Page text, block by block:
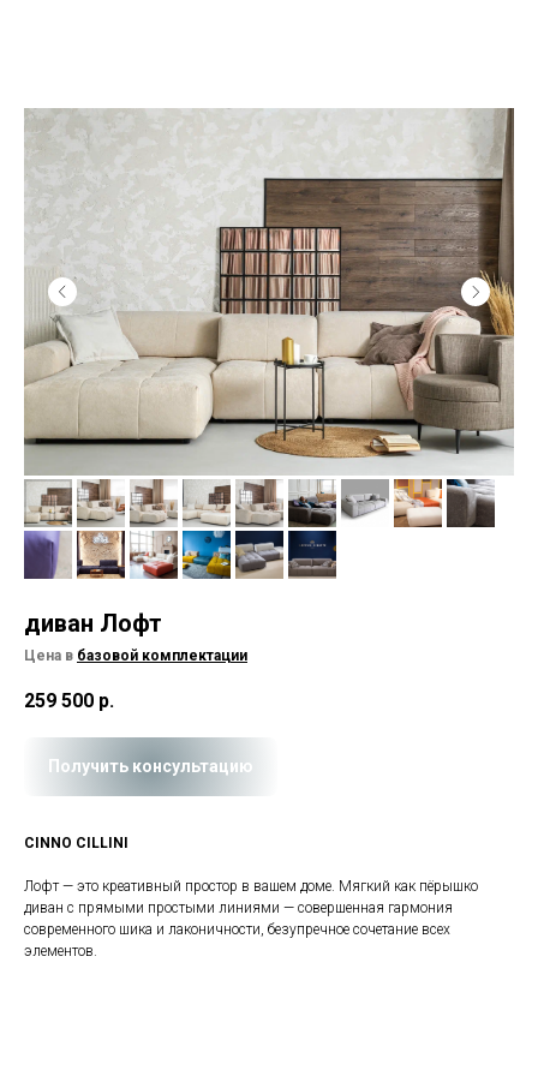
диван Лофт
Цена в базовой комплектации
259 500 р.
Получить консультацию
CINNO CILLINI
Лофт — это креативный простор в вашем доме. Мягкий как пёрышко
диван с прямыми простыми линиями — совершенная гармония
современного шика и лаконичности, безупречное сочетание всех
элементов.